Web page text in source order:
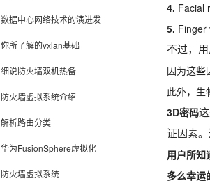
数据中心网络技术的演进发
你所了解的vxlan基础
细说防火墙双机热备
防火墙虚拟系统介绍
解析路由分类
华为FusionSphere虚拟化
防火墙虚拟系统
4.
5. Finger
不过，
因为这些
此外，生
3D密码
证因素。
用户所知
多么幸运